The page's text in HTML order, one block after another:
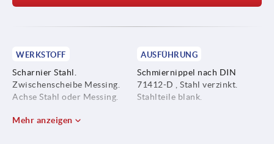
WERKSTOFF
Scharnier Stahl.
Zwischenscheibe Messing.
Achse Stahl oder Messing.
AUSFÜHRUNG
Schmiernippel nach DIN
71412-D , Stahl verzinkt.
Stahlteile blank.
Mehr anzeigen